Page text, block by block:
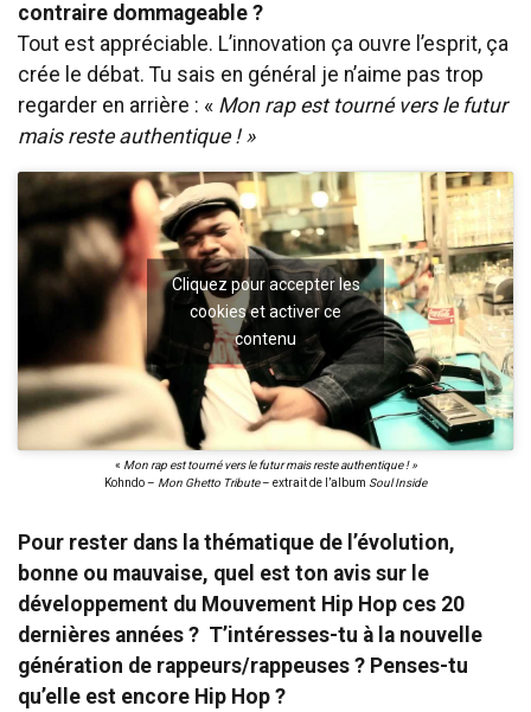
contraire dommageable ?
Tout est appréciable. L’innovation ça ouvre l’esprit, ça
crée le débat. Tu sais en général je n’aime pas trop
regarder en arrière : « Mon rap est tourné vers le futur
mais reste authentique ! »
Cliquez pour accepter les
cookies et activer ce
contenu
« Mon rap est tourné vers le futur mais reste authentique ! »
Kohndo – Mon Ghetto Tribute– extrait de l’album Soul Inside
Pour rester dans la thématique de l’évolution,
bonne ou mauvaise, quel est ton avis sur le
développement du Mouvement Hip Hop ces 20
dernières années ? T’intéresses-tu à la nouvelle
génération de rappeurs/rappeuses ? Penses-tu
qu’elle est encore Hip Hop ?